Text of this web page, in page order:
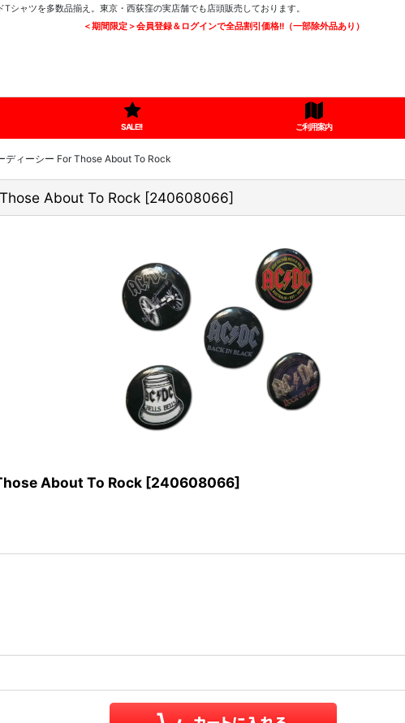
ャツを多数品揃え。東京・西荻窪の実店舗でも店頭販売しております。
＜期間限定＞会員登録＆ログインで全品割引価格!!（一部除外品あり）
SALE!! ご利用案内
ディーシー For Those About To Rock
About To Rock [240608066]
About To Rock [240608066]